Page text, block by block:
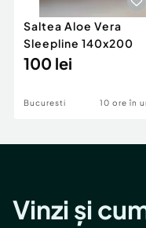
Saltea Aloe Vera
Sleepline 140x200
100 lei
Bucuresti 10 ore în
Vinzi și